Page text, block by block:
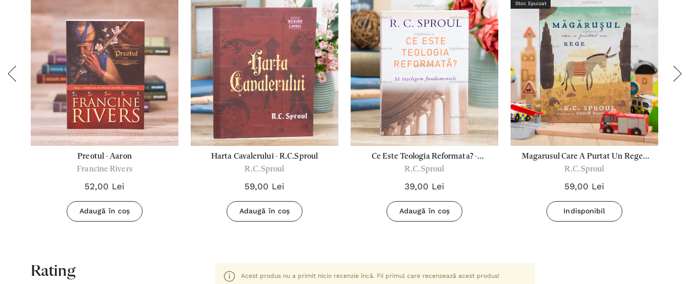
Preotul - Aaron
Francine Rivers
52,00 Lei
Adaugă în coș
Harta Cavalerului - R.C.Sproul
R.C. Sproul
59,00 Lei
Adaugă în coș
Ce Este Teologia Reformata? -
R.C.Sproul
R.C. Sproul
39,00 Lei
Adaugă în coș
Stoc Epuizat
Magarusul Care A Purtat Un Rege -
R.C.Sproul
R.C. Sproul
59,00 Lei
Indisponibil
Rating Acest produs nu a primit nicio recenzie încă. Fii primul care recenzează acest produs!